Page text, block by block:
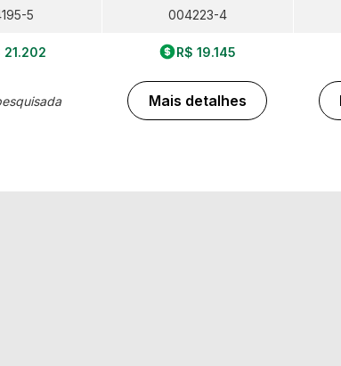
5
21.202
004223-4
R$ 19.145
Mais detalhes